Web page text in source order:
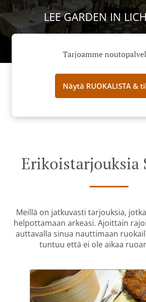
LEE GARDEN IN
Tarjoamme
Näytä RUOKALISTA &
Erikoistarjouksia
Meillä on jatkuvasti tarjouksia,
helpottamaan arkeasi. Ajoittain
auttavalla sinua nauttimaan
tuntuu että ei ole aikaa